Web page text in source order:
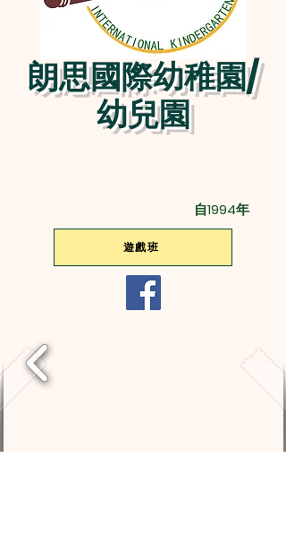
自1994年
朗思國際幼稚園/
幼兒園
遊戲班